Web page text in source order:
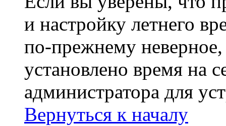
и настройку летнего
по-прежнему неверное,
установлено время на
администратора для
Вернуться к началу